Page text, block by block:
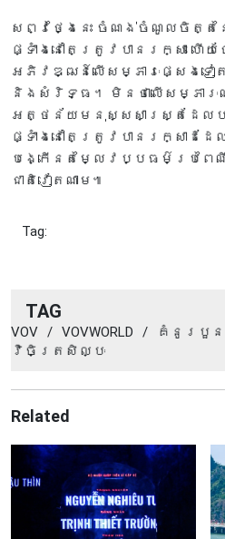
សព្វថ្ងៃនេះ ចំណង់ចំណូលចិត្
ផ្ទាំងនៅតែត្រូវបានរក្សា ហើយ
អភិវឌ្ឍន៍លើសម្ភារៈផ្សេងទៀត
និងសំរិទ្ធ។ មិនថាលើសម្ភារៈ
អត្ថន័យមនុស្សសាស្ត្រដែល
ផ្ទាំងនៅតែត្រូវបានរក្សាដដែ
បង្កើនតម្លៃវប្បធម៌ប្រពៃ
ជាតិវៀតណាម៕
Tag:
TAG
VOV / VOVWORLD / គំនូរបួន
វិចិត្រសិល្បៈ
Related